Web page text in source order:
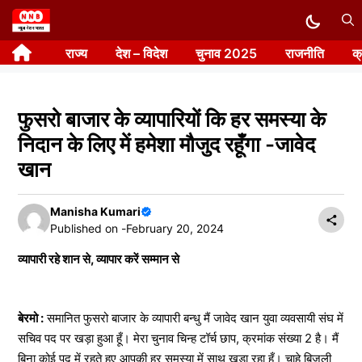
Skip
to
content राज्य देश – विदेश चुनाव 2025 राजनीति
फुसरो बाजार के व्यापारियों कि हर समस्या के
निदान के लिए में हमेशा मौजुद रहूँगा -जावेद
खान
Manisha Kumari
Published on -February 20, 2024
व्यापारी रहे शान से, व्यापार करें सम्मान से
बेरमो :समानित फुसरो बाजार के व्यापारी बन्धु मैं जावेद खान युवा व्यवसायी संघ में
सचिव पद पर खड़ा हुआ हूँ। मेरा चुनाव चिन्ह टॉर्च छाप, क्रमांक संख्या 2 है। मैं
बिना कोई पद में रहते हुए आपकी हर समस्या में साथ खड़ा रहा हूँ। चाहे बिजली